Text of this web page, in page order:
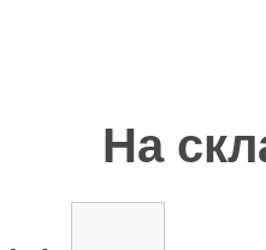
На